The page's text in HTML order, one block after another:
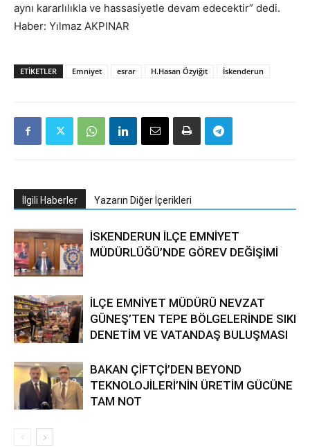
aynı kararlılıkla ve hassasiyetle devam edecektir” dedi.
Haber: Yılmaz AKPINAR
ETIKETLER Emniyet esrar H.Hasan Özyiğit İskenderun
İlgili Haberler Yazarın Diğer İçerikleri
İSKENDERUN İLÇE EMNİYET
MÜDÜRLÜĞÜ’NDE GÖREV DEĞİŞİMİ
İLÇE EMNİYET MÜDÜRÜ NEVZAT
GÜNEŞ’TEN TEPE BÖLGELERİNDE SIKI
DENETİM VE VATANDAŞ BULUŞMASI
BAKAN ÇİFTÇİ’DEN BEYOND
TEKNOLOJİLERİ’NİN ÜRETİM GÜCÜNE
TAM NOT